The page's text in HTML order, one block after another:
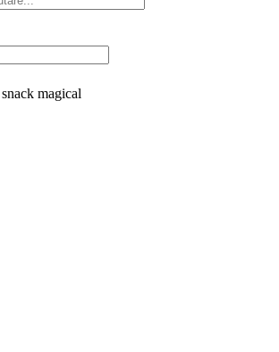
magical